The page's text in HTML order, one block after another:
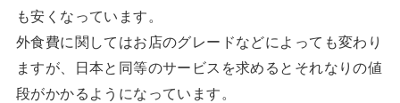
も安くなっています。
外食費に関してはお店のグレードなどによっても変わり
ますが、日本と同等のサービスを求めるとそれなりの値
段がかかるようになっています。